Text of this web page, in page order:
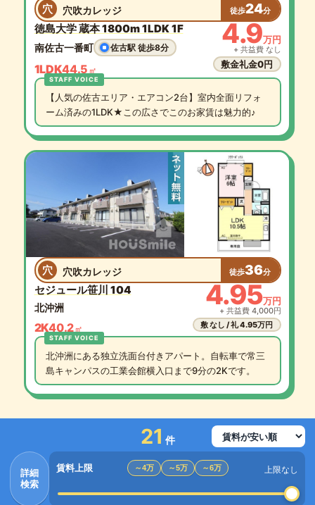
穴 穴吹カレッジ 徒歩24分
徳島大学 蔵本 1800m 1LDK 1F
南佐古一番町 佐古駅 徒歩8分
1LDK44.5 ㎡
4.9万円
+ 共益費 なし
敷金礼金0円
【人気の佐古エリア・エアコン2台】室内全面リフォ
ーム済みの1LDK★この広さでこのお家賃は魅力的♪
穴 穴吹カレッジ 徒歩36分
セジュール笹川 104
北沖洲
2K40.2㎡
4.95万円
+ 共益費 4,000円
敷 なし / 礼 4.95万円
北沖洲にある独立洗面台付きアパート。自転車で常三
島キャンパスの工業会館横入口まで9分の2Kです。
21 件
詳細
検索
賃料上限 ～4万 ～5万 ～6万 上限なし